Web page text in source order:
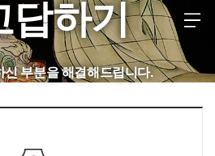
CH FR GER SPA
답하기
신 부분을 해결해드립니다.